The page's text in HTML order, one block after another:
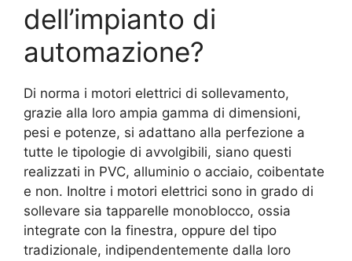
dell’impianto di
automazione?
Di norma i motori elettrici di sollevamento,
grazie alla loro ampia gamma di dimensioni,
pesi e potenze, si adattano alla perfezione a
tutte le tipologie di avvolgibili, siano questi
realizzati in PVC, alluminio o acciaio, coibentate
e non. Inoltre i motori elettrici sono in grado di
sollevare sia tapparelle monoblocco, ossia
integrate con la finestra, oppure del tipo
tradizionale, indipendentemente dalla loro